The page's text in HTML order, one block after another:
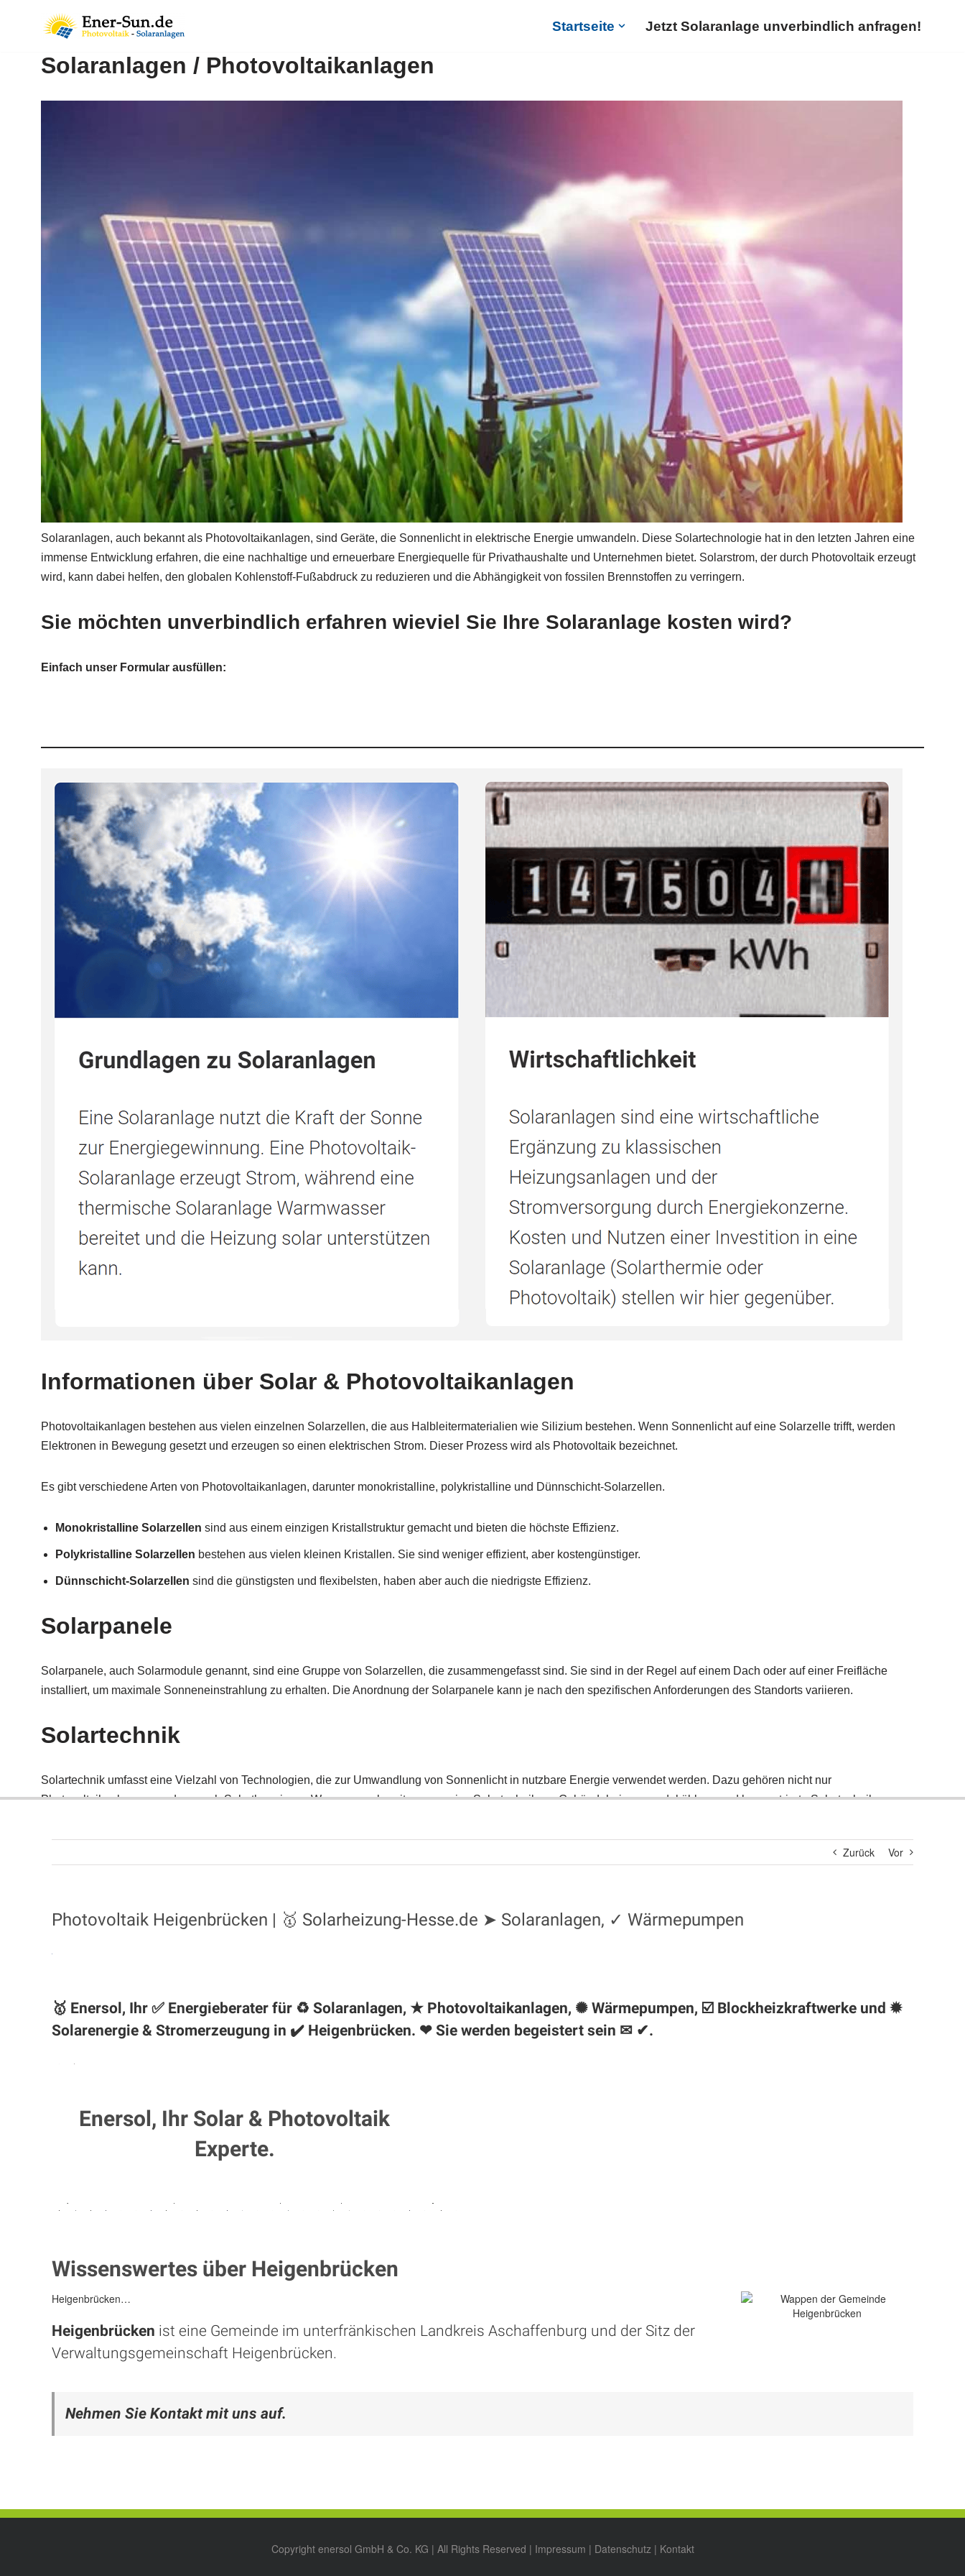
Zurück Vor
Photovoltaik Heigenbrücken | 🥇 Solarheizung-Hesse.de ➤ Solaranlagen, ✓ Wärmepumpen
🥇 Enersol, Ihr ✅ Energieberater für ♻ Solaranlagen, ★ Photovoltaikanlagen, ✺ Wärmepumpen, ☑️ Blockheizkraftwerke und ✹
Solarenergie & Stromerzeugung in ✔️ Heigenbrücken. ❤ Sie werden begeistert sein ✉ ✔.
Enersol, Ihr Solar & Photovoltaik
Experte.
Wissenswertes über Heigenbrücken
Heigenbrücken…
Heigenbrücken ist eine Gemeinde im unterfränkischen Landkreis Aschaffenburg und der Sitz der
Verwaltungsgemeinschaft Heigenbrücken.
Nehmen Sie Kontakt mit uns auf.
Copyright enersol GmbH & Co. KG | All Rights Reserved | Impressum | Datenschutz| Kontakt